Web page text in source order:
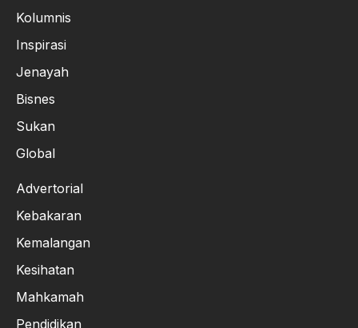
Kolumnis
Inspirasi
Jenayah
Bisnes
Sukan
Global
Advertorial
Kebakaran
Kemalangan
Kesihatan
Mahkamah
Pendidikan